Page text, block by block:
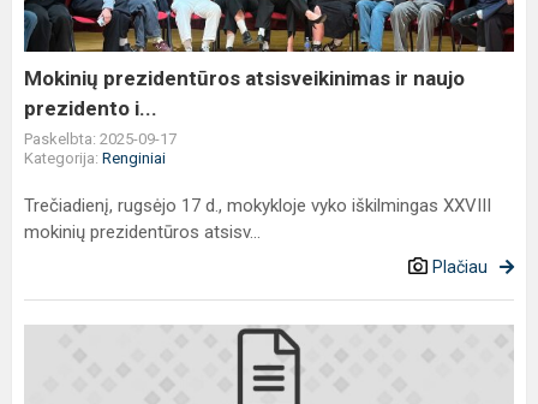
prezidento
i...
Mokinių prezidentūros atsisveikinimas ir naujo
prezidento i...
Paskelbta: 2025-09-17
Kategorija: Renginiai
Trečiadienį, rugsėjo 17 d., mokykloje vyko iškilmingas XXVIII
mokinių prezidentūros atsisv...
Plačiau